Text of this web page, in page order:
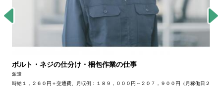
ボルト・ネジの仕分け・梱包作業の仕事
派遣
時給１，２６０円＋交通費、月収例：１８９，０００円～２０７，９００円（月稼働日２